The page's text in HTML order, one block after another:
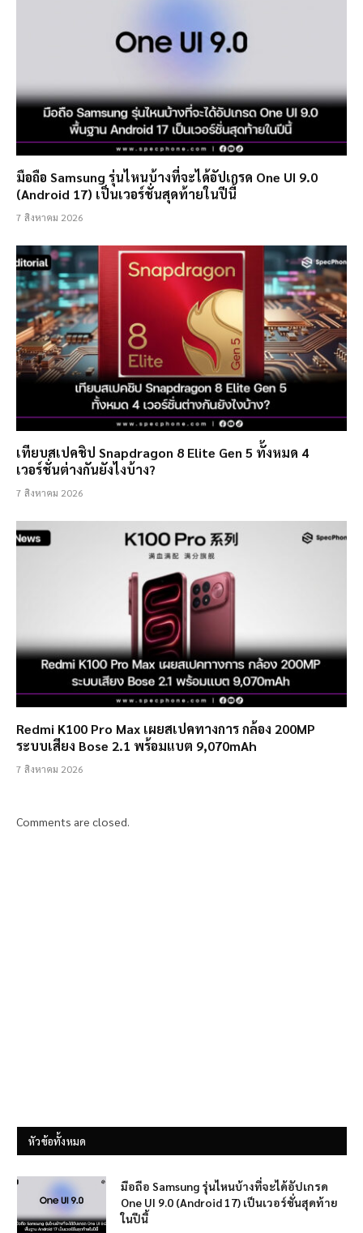
มือถือ Samsung รุ่นไหนบ้างที่จะได้อัปเกรด One UI 9.0
(Android 17) เป็นเวอร์ชั่นสุดท้ายในปีนี้
7 สิงหาคม 2026
เทียบสเปคชิป Snapdragon 8 Elite Gen 5 ทั้งหมด 4
เวอร์ชั่นต่างกันยังไงบ้าง?
7 สิงหาคม 2026
Redmi K100 Pro Max เผยสเปคทางการ กล้อง 200MP
ระบบเสียง Bose 2.1 พร้อมแบต 9,070mAh
7 สิงหาคม 2026
Comments are closed.
หัวข้อทั้งหมด
มือถือ Samsung รุ่นไหนบ้างที่จะได้อัปเกรด
One UI 9.0 (Android 17) เป็นเวอร์ชั่นสุดท้าย
ในปีนี้